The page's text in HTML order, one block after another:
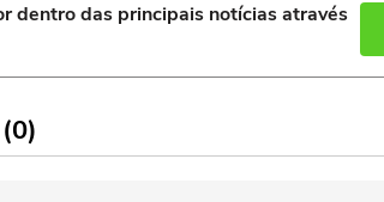
dentro das principais notícias através